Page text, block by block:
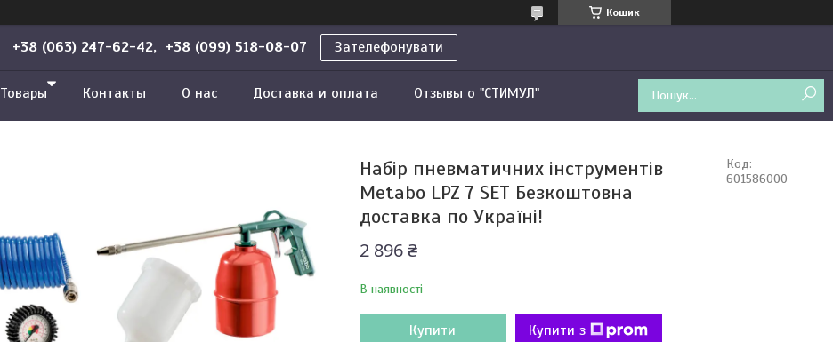
Кошик
+38 (063) 247-62-42, +38 (099) 518-08-07 Зателефонувати
Товары Контакты О нас Доставка и оплата Отзывы о "СТИМУЛ"
Набір пневматичних інструментів
Metabo LPZ 7 SET Безкоштовна
доставка по Україні!
2 896 ₴
В наявності
Код:
601586000
Купити Купити з